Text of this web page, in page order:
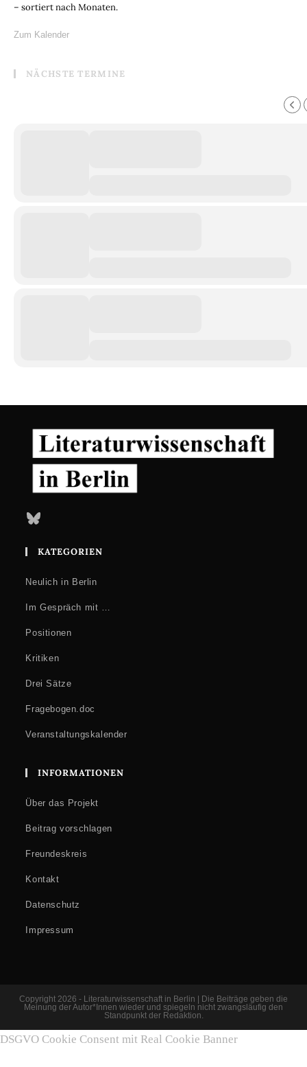
– sortiert nach Monaten.
Zum Kalender
NÄCHSTE TERMINE
Bluesky
KATEGORIEN
Neulich in Berlin
Im Gespräch mit …
Positionen
Kritiken
Drei Sätze
Fragebogen.doc
Veranstaltungskalender
INFORMATIONEN
Über das Projekt
Beitrag vorschlagen
Freundeskreis
Kontakt
Datenschutz
Impressum
Copyright 2026 - Literaturwissenschaft in Berlin | Die Beiträge geben die
Meinung der Autor*Innen wieder und spiegeln nicht zwangsläufig den
Standpunkt der Redaktion.
DSGVO Cookie Consent mit Real Cookie Banner